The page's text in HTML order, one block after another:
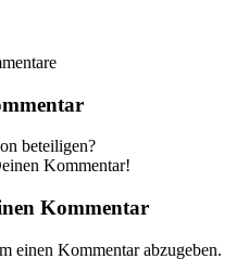
beteiligen?
Kommentar!
Kommentar
einen Kommentar abzugeben.